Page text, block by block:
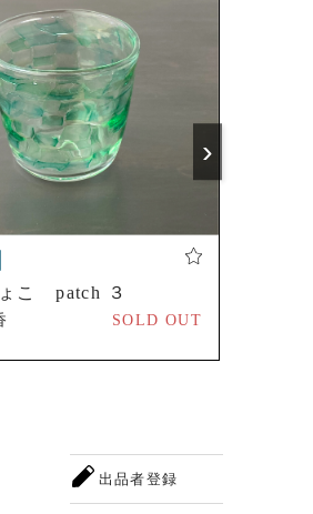
こ patch ３
SOLD OUT
›
出品者登録